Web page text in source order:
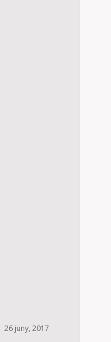
26 juny, 2017